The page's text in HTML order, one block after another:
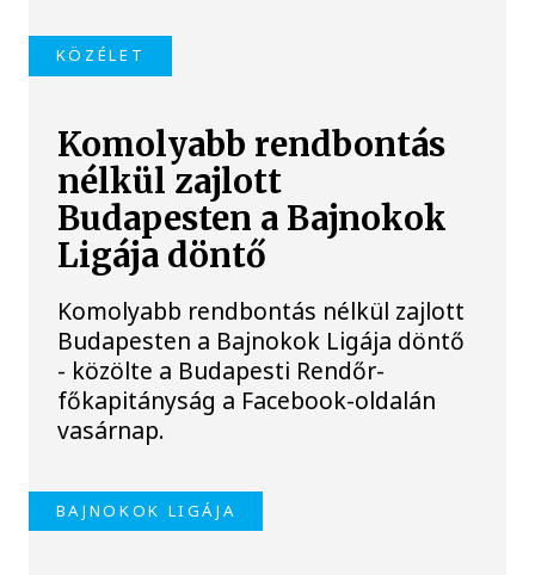
KÖZÉLET
Komolyabb rendbontás
nélkül zajlott
Budapesten a Bajnokok
Ligája döntő
Komolyabb rendbontás nélkül zajlott
Budapesten a Bajnokok Ligája döntő
- közölte a Budapesti Rendőr-
főkapitányság a Facebook-oldalán
vasárnap.
BAJNOKOK LIGÁJA